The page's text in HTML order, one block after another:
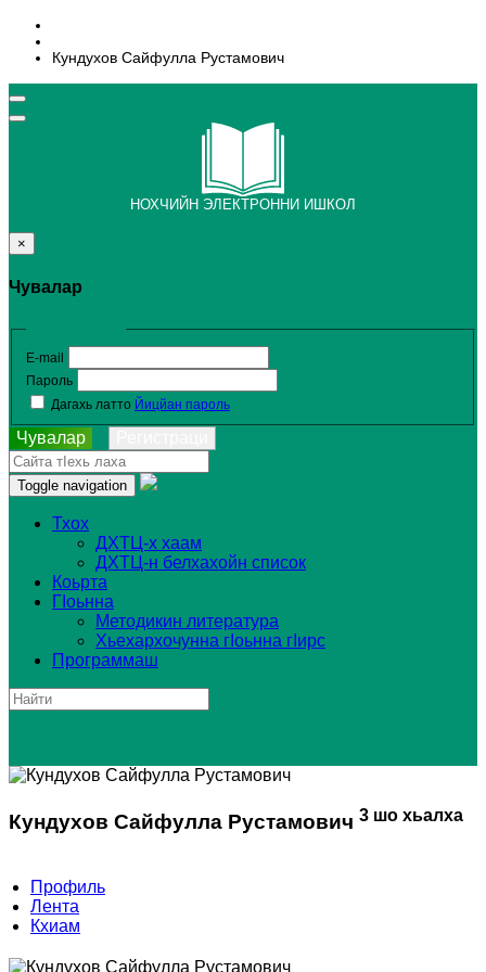
Кундухов Сайфулла Рустамович
НОХЧИЙН ЭЛЕКТРОННИ ИШКОЛ
×
Чувалар
E-mail
Пароль
Дагахь латто Йицйан пароль
Чувалар
Toggle navigation
Тхох
ДХТЦ-х хаам
​ДХТЦ-н белхахойн список
Коьрта
ГIоьнна
Методикин литература
Хьехархочунна гIоьнна гIирс
Программаш
Кундухов Сайфулла Рустамович 3 шо хьалха
Профиль
Лента
Кхиам